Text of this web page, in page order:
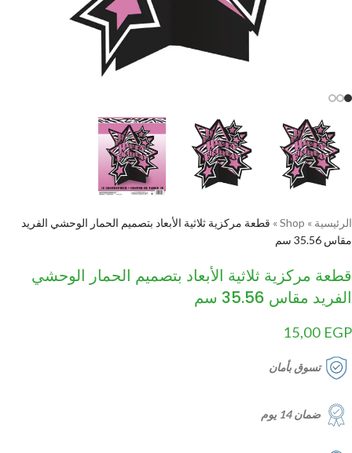
الرئيسية »
Shop
» قطعة مركزية ثلاثية الأبعاد بتصميم الحمار الوحشي الفريد
مقاس 35.56 سم
قطعة مركزية ثلاثية الأبعاد بتصميم الحمار الوحشي
الفريد مقاس 35.56 سم
15,00 EGP
تسوق بأمان
ضمان 14 يوم